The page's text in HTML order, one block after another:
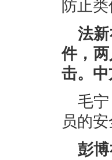
防止
法
件，
击。中
毛
员的
彭